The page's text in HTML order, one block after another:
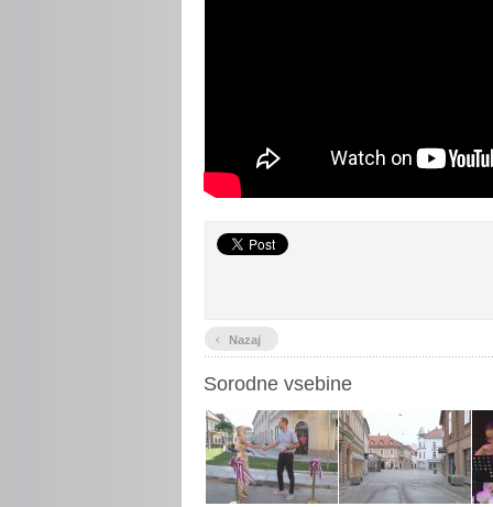
‹ Nazaj
Sorodne vsebine